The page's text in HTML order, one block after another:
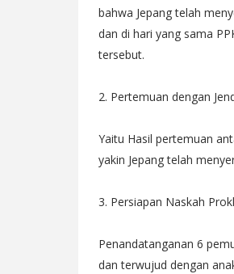
bahwa Jepang telah
dan di hari yang sama
tersebut.
2. Pertemuan dengan
Yaitu Hasil pertemuan
yakin Jepang telah
3. Persiapan Naskah
Penandatanganan 6
dan terwujud dengan